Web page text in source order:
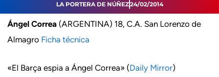
LA PORTERA DE NÚÑEZ24/02/2014
Ángel Correa (ARGENTINA) 18, C.A. San Lorenzo de
Almagro Ficha técnica
«El Barça espia a Ángel Correa» (Daily Mirror)